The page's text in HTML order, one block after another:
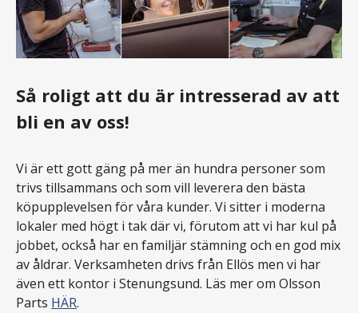
Så roligt att du är intresserad av att
bli en av oss!
Vi är ett gott gäng på mer än hundra personer som
trivs tillsammans och som vill leverera den bästa
köpupplevelsen för våra kunder. Vi sitter i moderna
lokaler med högt i tak där vi, förutom att vi har kul på
jobbet, också har en familjär stämning och en god mix
av åldrar. Verksamheten drivs från Ellös men vi har
även ett kontor i Stenungsund. Läs mer om Olsson
Parts HÄR.